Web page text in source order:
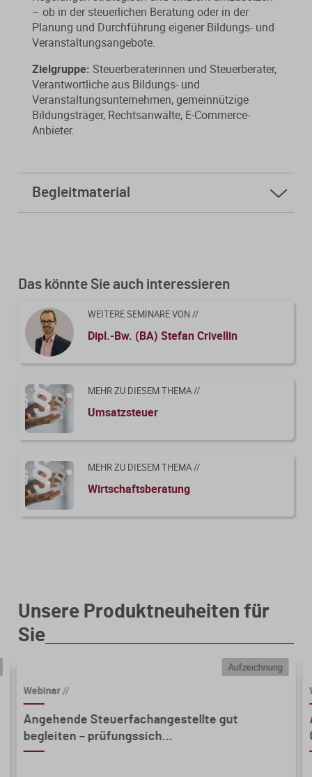
– ob in der steuerlichen Beratung oder in der
Planung und Durchführung eigener Bildungs- und
Veranstaltungsangebote.
Zielgruppe: Steuerberaterinnen und Steuerberater,
Verantwortliche aus Bildungs- und
Veranstaltungsunternehmen, gemeinnützige
Bildungsträger, Rechtsanwälte, E-Commerce-
Anbieter.
Begleitmaterial
Das könnte Sie auch interessieren
WEITERE SEMINARE VON //
Dipl.-Bw. (BA) Stefan Crivellin
MEHR ZU DIESEM THEMA //
Umsatzsteuer
MEHR ZU DIESEM THEMA //
Wirtschaftsberatung
Unsere Produktneuheiten für
Sie
Aufzeichnung
Webinar//
Angehende Steuerfachangestellte gut
begleiten – prüfungssich...